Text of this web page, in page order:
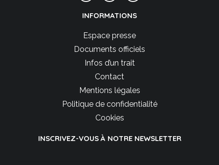
INFORMATIONS
Espace presse
Documents officiels
Infos d’un trait
Contact
Mentions légales
Politique de confidentialité
Cookies
INSCRIVEZ-VOUS À NOTRE NEWSLETTER